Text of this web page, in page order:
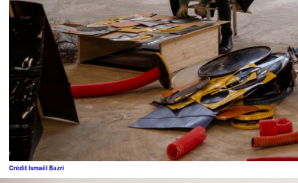
Crédit Ismaël Bazri